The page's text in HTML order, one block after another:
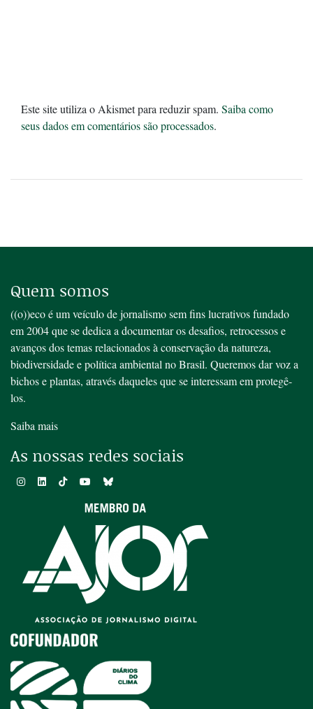
Este site utiliza o Akismet para reduzir spam. Saiba como
seus dados em comentários são processados.
Quem somos
((o))eco é um veículo de jornalismo sem fins lucrativos fundado
em 2004 que se dedica a documentar os desafios, retrocessos e
avanços dos temas relacionados à conservação da natureza,
biodiversidade e política ambiental no Brasil. Queremos dar voz a
bichos e plantas, através daqueles que se interessam em protegê-
los.
Saiba mais
As nossas redes sociais